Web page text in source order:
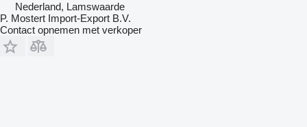
Nederland, Lamswaarde
P. Mostert Import-Export B.V.
Contact opnemen met verkoper